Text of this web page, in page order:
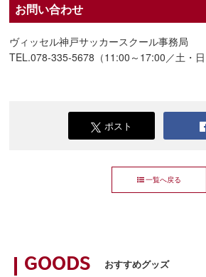
お問い合わせ
ヴィッセル神戸サッカースクール事務局
TEL.078-335-5678（11:00～17:00／土・日
ポスト
一覧へ戻る
GOODS おすすめグッズ